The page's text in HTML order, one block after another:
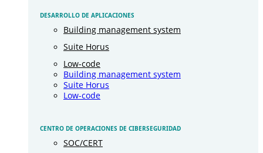
DESARROLLO DE APLICACIONES
Building management system
Suite Horus
Low-code
Building management system
Suite Horus
Low-code
CENTRO DE OPERACIONES DE CIBERSEGURIDAD
SOC/CERT